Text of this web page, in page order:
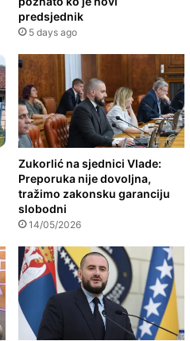
predsjednik
5 days ago
Zukorlić na sjednici Vlade:
Preporuka nije dovoljna,
tražimo zakonsku garanciju
slobodni
14/05/2026